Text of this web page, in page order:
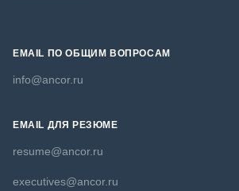
EMAIL ПО ОБЩИМ ВОПРОСАМ
info@ancor.ru
EMAIL ДЛЯ РЕЗЮМЕ
resume@ancor.ru
executives@ancor.ru